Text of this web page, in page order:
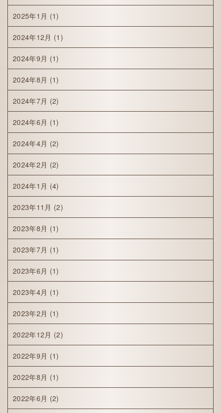
2025年1月 (1)
2024年12月 (1)
2024年9月 (1)
2024年8月 (1)
2024年7月 (2)
2024年6月 (1)
2024年4月 (2)
2024年2月 (2)
2024年1月 (4)
2023年11月 (2)
2023年8月 (1)
2023年7月 (1)
2023年6月 (1)
2023年4月 (1)
2023年2月 (1)
2022年12月 (2)
2022年9月 (1)
2022年8月 (1)
2022年6月 (2)